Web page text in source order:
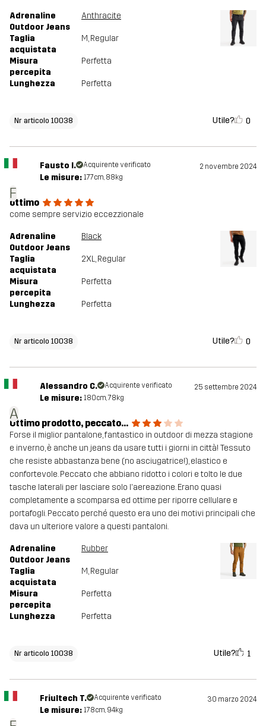
Adrenaline
Outdoor Jeans
Anthracite
Taglia
acquistata
M, Regular
Misura
percepita
Perfetta
Lunghezza Perfetta
Nr articolo 10038 Utile? 0
F
Fausto I. Acquirente verificato 2 novembre 2024
Le misure: 177cm, 88kg
ottimo
come sempre servizio eccezzionale
Adrenaline
Outdoor Jeans
Black
Taglia
acquistata
2XL, Regular
Misura
percepita
Perfetta
Lunghezza Perfetta
Nr articolo 10038 Utile? 0
A
Alessandro C. Acquirente verificato 25 settembre 2024
Le misure: 180cm, 78kg
Ottimo prodotto, peccato...
Forse il miglior pantalone, fantastico in outdoor di mezza stagione
e inverno, è anche un jeans da usare tutti i giorni in città! Tessuto
che resiste abbastanza bene (no asciugatrice!), elastico e
confortevole. Peccato che abbiano ridotto i colori e tolto le due
tasche laterali per lasciare solo l'aereazione. Erano quasi
completamente a scomparsa ed ottime per riporre cellulare e
portafogli. Peccato perché questo era uno dei motivi principali che
dava un ulteriore valore a questi pantaloni.
Adrenaline
Outdoor Jeans
Rubber
Taglia
acquistata
M, Regular
Misura
percepita
Perfetta
Lunghezza Perfetta
Nr articolo 10038 Utile? 1
Friultech T. Acquirente verificato 30 marzo 2024
Le misure: 178cm, 94kg